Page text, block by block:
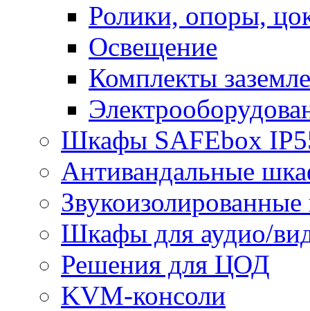
Ролики, опоры,
Освещение
Комплекты
Шкафы SAFEbox
Антивандальные
Шкафы для аудио/
Решения для ЦОД
KVM-консоли